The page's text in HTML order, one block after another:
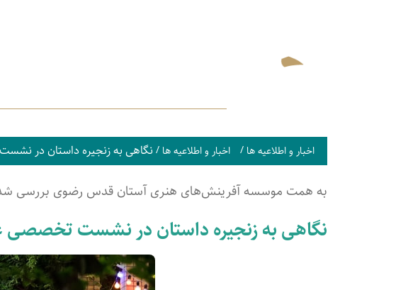
اخبار و اطلاعیه ها / اخبار و اطلاعیه ها / نگاهی به زنجیره داستان در
به همت موسسه آفرینش‌های هنری آستان قدس رضوی بررسی
نگاهی به زنجیره داستان در نشست تخصصی